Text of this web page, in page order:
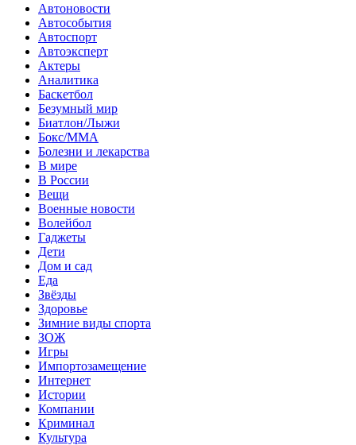
Автоновости
Автособытия
Автоспорт
Автоэксперт
Актеры
Аналитика
Баскетбол
Безумный мир
Биатлон/Лыжи
Бокс/MMA
Болезни и лекарства
В мире
В России
Вещи
Военные новости
Волейбол
Гаджеты
Дети
Дом и сад
Еда
Звёзды
Здоровье
Зимние виды спорта
ЗОЖ
Игры
Импортозамещение
Интернет
Истории
Компании
Криминал
Культура